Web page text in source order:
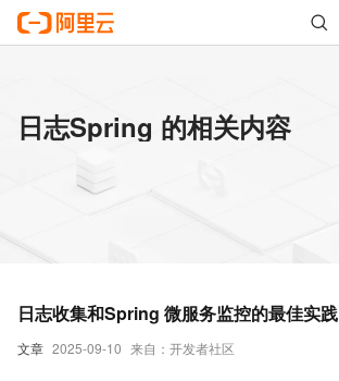
日志Spring 的相关内容
文章 2025-09-10 来自：开发者社区
日志收集和Spring 微服务监控的最佳实践